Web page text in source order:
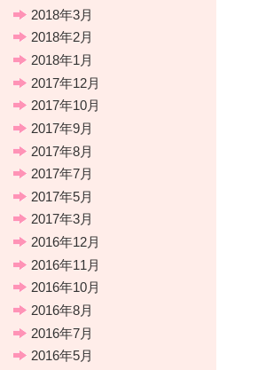
2018年3月
2018年2月
2018年1月
2017年12月
2017年10月
2017年9月
2017年8月
2017年7月
2017年5月
2017年3月
2016年12月
2016年11月
2016年10月
2016年8月
2016年7月
2016年5月